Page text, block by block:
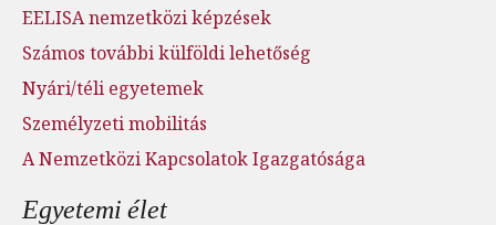
EELISA nemzetközi képzések
Számos további külföldi lehetőség
Nyári/téli egyetemek
Személyzeti mobilitás
A Nemzetközi Kapcsolatok Igazgatósága
Egyetemi élet